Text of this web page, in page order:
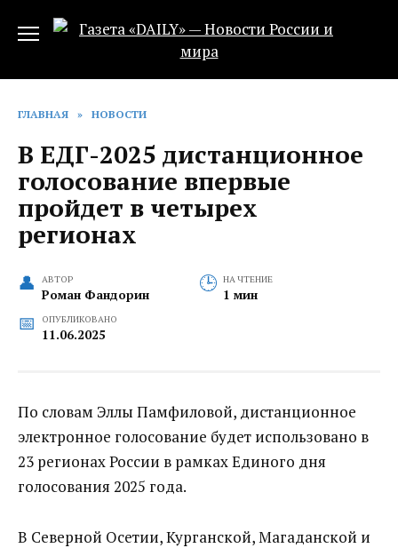
ГЛАВНАЯ » НОВОСТИ
В ЕДГ-2025 дистанционное
голосование впервые
пройдет в четырех
регионах
АВТОР
Роман Фандорин
НА ЧТЕНИЕ
1 мин
ОПУБЛИКОВАНО
11.06.2025
По словам Эллы Памфиловой, дистанционное
электронное голосование будет использовано в
23 регионах России в рамках Единого дня
голосования 2025 года.
В Северной Осетии, Курганской, Магаданской и